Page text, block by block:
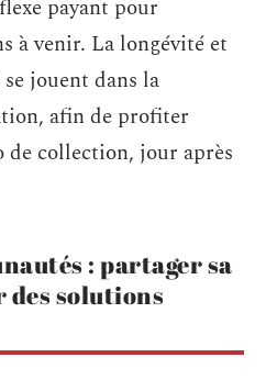
payant pour
à venir. La longévité et
jouent dans la
afin de profiter
de collection, jour après
: partager sa
des solutions